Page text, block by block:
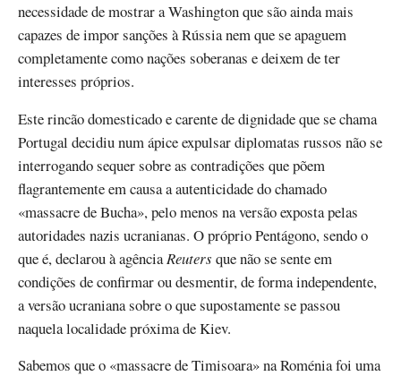
necessidade de mostrar a Washington que são ainda mais
capazes de impor sanções à Rússia nem que se apaguem
completamente como nações soberanas e deixem de ter
interesses próprios.
Este rincão domesticado e carente de dignidade que se chama
Portugal decidiu num ápice expulsar diplomatas russos não se
interrogando sequer sobre as contradições que põem
flagrantemente em causa a autenticidade do chamado
«massacre de Bucha», pelo menos na versão exposta pelas
autoridades nazis ucranianas. O próprio Pentágono, sendo o
que é, declarou à agência Reuters que não se sente em
condições de confirmar ou desmentir, de forma independente,
a versão ucraniana sobre o que supostamente se passou
naquela localidade próxima de Kiev.
Sabemos que o «massacre de Timisoara» na Roménia foi uma